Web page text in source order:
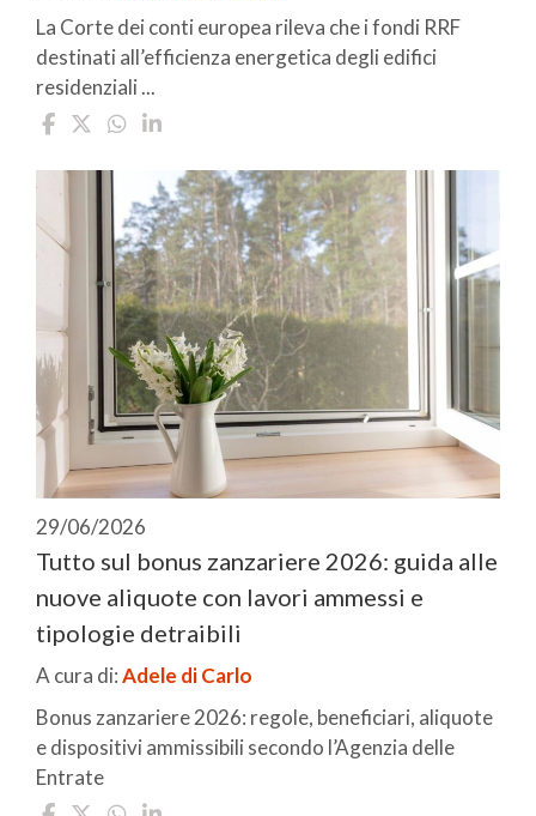
La Corte dei conti europea rileva che i fondi RRF
destinati all’efficienza energetica degli edifici
residenziali ...
29/06/2026
Tutto sul bonus zanzariere 2026: guida alle
nuove aliquote con lavori ammessi e
tipologie detraibili
A cura di:Adele di Carlo
Bonus zanzariere 2026: regole, beneficiari, aliquote
e dispositivi ammissibili secondo l’Agenzia delle
Entrate